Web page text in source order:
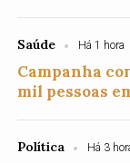
Saúde Há 1 hora
Campanha
mil pessoas
Política Há 3